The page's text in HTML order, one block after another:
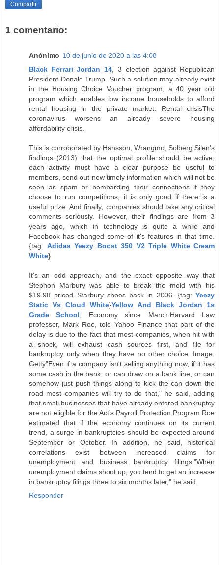
Compartir
1 comentario:
Anónimo 10 de junio de 2020 a las 4:08
Black Ferrari Jordan 14 , 3 election against Republican
President Donald Trump. Such a solution may already exist
in the Housing Choice Voucher program, a 40 year old
program which enables low income households to afford
rental housing in the private market. Rental crisisThe
coronavirus worsens an already severe housing
affordability crisis.
This is corroborated by Hansson, Wrangmo, Solberg Silen's
findings (2013) that the optimal profile should be active,
each activity must have a clear purpose be useful to
members, send out new timely information which will not be
seen as spam or bombarding their connections if they
choose to run competitions, it is only good if there is a
useful prize. And finally, companies should take any critical
comments seriously. However, their findings are from 3
years ago, which in technology is quite a while and
Facebook has changed some of it's features in that time.
{tag: Adidas Yeezy Boost 350 V2 Triple White Cream
White}
It's an odd approach, and the exact opposite way that
Stephon Marbury was able to break the mold with his
$19.98 priced Starbury shoes back in 2006. {tag: Yeezy
Static Vs Cloud White}Yellow And Black Jordan 1s
Grade School , Economy since March.Harvard Law
professor, Mark Roe, told Yahoo Finance that part of the
delay is due to the fact that most companies, when hit with
a shock, will exhaust cash sources first, and file for
bankruptcy only when they have no other choice. Image:
Getty"Even if a company isn't selling anything now, if it has
some cash in the bank, or can draw on a bank line, or can
somehow just push things along to kick the can down the
road most companies will try to do that," he said, adding
that small businesses that have already entered bankruptcy
are not eligible for the Act's Payroll Protection Program.Roe
estimated that if the economy continues on its current
trend, a surge in bankruptcies should be expected around
September or October. In addition, he said, historical
correlations exist between increased claims for
unemployment and business bankruptcy filings."When
unemployment claims shoot up, you tend to get an increase
in bankruptcy filings three to six months later," he said.
Responder